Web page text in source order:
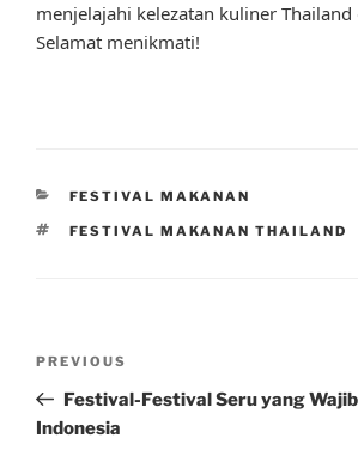
menjelajahi kelezatan kuliner
Selamat menikmati!
CATEGORIES
FESTIVAL MAKANAN
TAGS
FESTIVAL MAKANAN THAILAND
Previous
Post
PREVIOUS
Festival-Festival Seru yang
Indonesia